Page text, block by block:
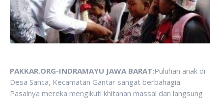
PAKKAR.ORG-INDRAMAYU JAWA BARAT:Puluhan anak di
Desa Sanca, Kecamatan Gantar sangat berbahagia.
Pasalnya mereka mengikuti khitanan massal dan langsung